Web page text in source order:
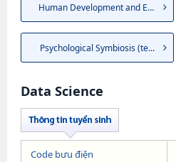
Human Development and Educa...
Psychological Symbiosis (te...
Data Science
Code bưu điện